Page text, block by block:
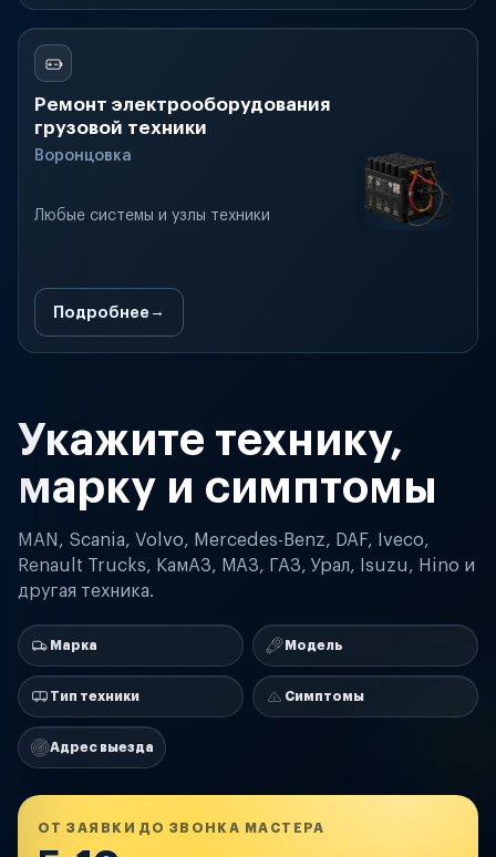
Ремонт электрооборудования
грузовой техники
Воронцовка
Любые системы и узлы техники
Подробнее
Укажите технику,
марку и симптомы
MAN, Scania, Volvo, Mercedes-Benz, DAF, Iveco,
Renault Trucks, КамАЗ, МАЗ, ГАЗ, Урал, Isuzu, Hino и
другая техника.
Марка Модель
Тип техники Симптомы
Адрес выезда
ОТ ЗАЯВКИ ДО ЗВОНКА МАСТЕРА